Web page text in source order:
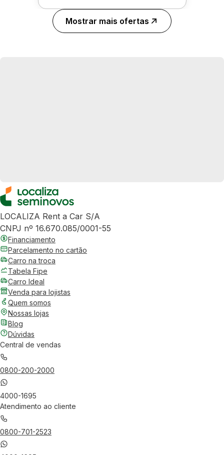
Mostrar mais ofertas
LOCALIZA Rent a Car S/A
CNPJ nº 16.670.085/0001-55
Financiamento
Parcelamento no cartão
Carro na troca
Tabela Fipe
Carro Ideal
Venda para lojistas
Quem somos
Nossas lojas
Blog
Dúvidas
Central de vendas
0800-200-2000
4000-1695
Atendimento ao cliente
0800-701-2523